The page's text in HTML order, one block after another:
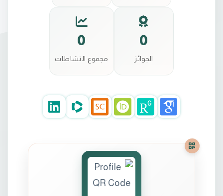
0
الجوائز
0
مجموع النشاطات